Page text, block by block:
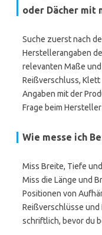
oder Dächer mit
Suche zuerst nach
Herstellerangaben
relevanten Maße
Reißverschluss,
Angaben mit der
Frage beim
Wie messe ich
Miss Breite, Tiefe
Miss die Länge und
Positionen von
Reißverschlüsse und
schriftlich, bevor du